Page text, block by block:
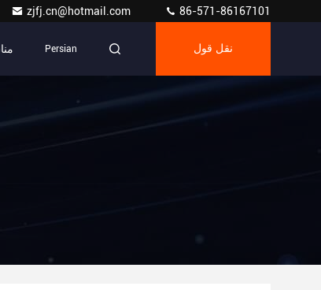
zjfj.cn@hotmail.com 86-571-86167101
Persian نقل قول